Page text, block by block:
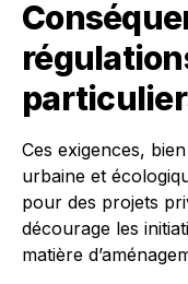
Ces exigences,
urbaine et
pour des projets
décourage les
matière